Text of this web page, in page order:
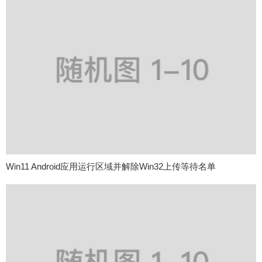
Win11 Android应用运行区域并解除Win32上传等待名单